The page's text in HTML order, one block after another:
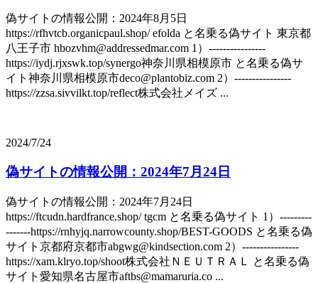
偽サイトの情報公開：2024年8月5日
https://rfhvtcb.organicpaul.shop/ efolda と名乗る偽サイト 東京都
八王子市 hbozvhm@addressedmar.com 1）----------------
https://iydj.rjxswk.top/synergo神奈川県相模原市 と名乗る偽サ
イト神奈川県相模原市deco@plantobiz.com 2）----------------
https://zzsa.sivvilkt.top/reflect株式会社メイズ ...
2024/7/24
偽サイトの情報公開：2024年7月24日
偽サイトの情報公開：2024年7月24日
https://ftcudn.hardfrance.shop/ tgcm と名乗る偽サイト 1）---------
-------https://rnhyjq.narrowcounty.shop/BEST-GOODS と名乗る偽
サイト京都府京都市abgwg@kindsection.com 2）----------------
https://xam.klryo.top/shoot株式会社ＮＥＵＴＲＡＬ と名乗る偽
サイト愛知県名古屋市aftbs@mamaruria.co ...